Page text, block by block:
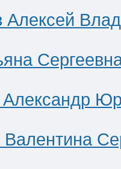
Алексей